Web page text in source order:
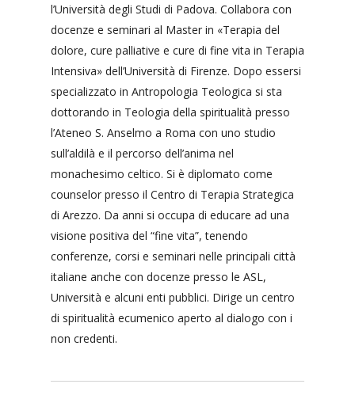
l’Università degli Studi di Padova. Collabora con
docenze e seminari al Master in «Terapia del
dolore, cure palliative e cure di fine vita in Terapia
Intensiva» dell’Università di Firenze. Dopo essersi
specializzato in Antropologia Teologica si sta
dottorando in Teologia della spiritualità presso
l’Ateneo S. Anselmo a Roma con uno studio
sull’aldilà e il percorso dell’anima nel
monachesimo celtico. Si è diplomato come
counselor presso il Centro di Terapia Strategica
di Arezzo. Da anni si occupa di educare ad una
visione positiva del “fine vita”, tenendo
conferenze, corsi e seminari nelle principali città
italiane anche con docenze presso le ASL,
Università e alcuni enti pubblici. Dirige un centro
di spiritualità ecumenico aperto al dialogo con i
non credenti.